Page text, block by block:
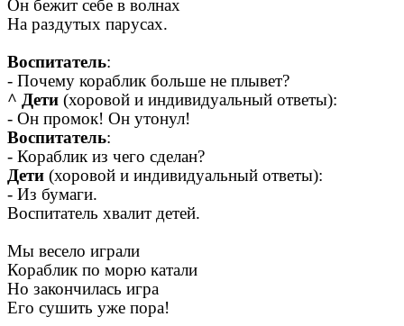
Он бежит себе в волнах
На раздутых парусах.
Воспитатель:
- Почему кораблик больше не плывет?
^ Дети (хоровой и индивидуальный ответы):
- Он промок! Он утонул!
Воспитатель:
- Кораблик из чего сделан?
Дети (хоровой и индивидуальный ответы):
- Из бумаги.
Воспитатель хвалит детей.
Мы весело играли
Кораблик по морю катали
Но закончилась игра
Его сушить уже пора!